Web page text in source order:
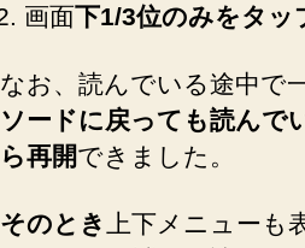
画面下1/3位のみをタッ
なお、読んでいる途中で
ソードに戻っても読んで
ら再開できました。
そのとき
上下メニュー